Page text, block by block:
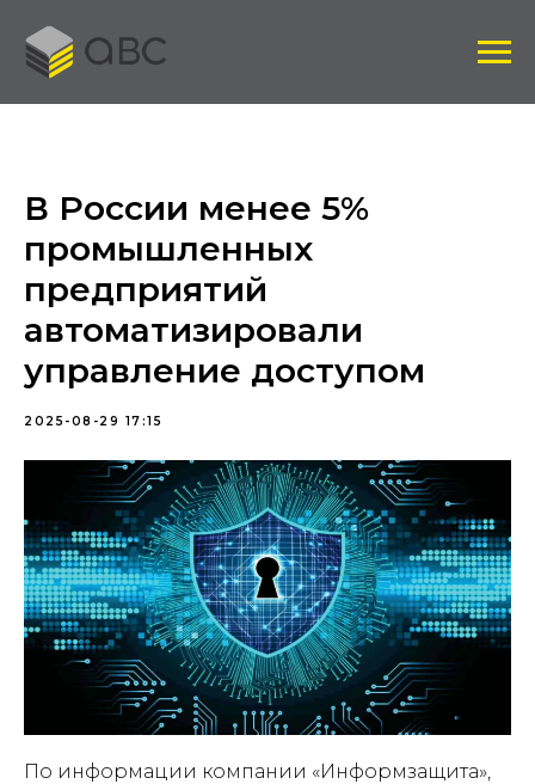
В России менее 5%
промышленных
предприятий
автоматизировали
управление доступом
2025-08-29 17:15
По информации компании «Информзащита»,